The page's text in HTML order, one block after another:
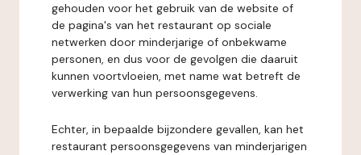
gehouden voor het gebruik van de website of
de pagina's van het restaurant op sociale
netwerken door minderjarige of onbekwame
personen, en dus voor de gevolgen die daaruit
kunnen voortvloeien, met name wat betreft de
verwerking van hun persoonsgegevens.
Echter, in bepaalde bijzondere gevallen, kan het
restaurant persoonsgegevens van minderjarigen